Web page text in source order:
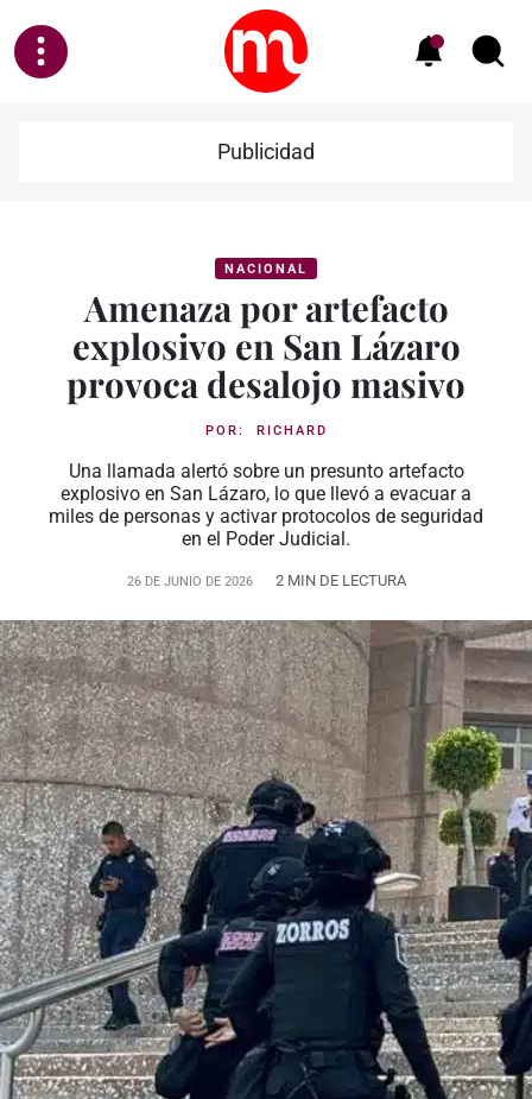
Publicidad
NACIONAL
Amenaza por artefacto
explosivo en San Lázaro
provoca desalojo masivo
POR: RICHARD
Una llamada alertó sobre un presunto artefacto
explosivo en San Lázaro, lo que llevó a evacuar a
miles de personas y activar protocolos de seguridad
en el Poder Judicial.
26 DE JUNIO DE 2026 2 MIN DE LECTURA